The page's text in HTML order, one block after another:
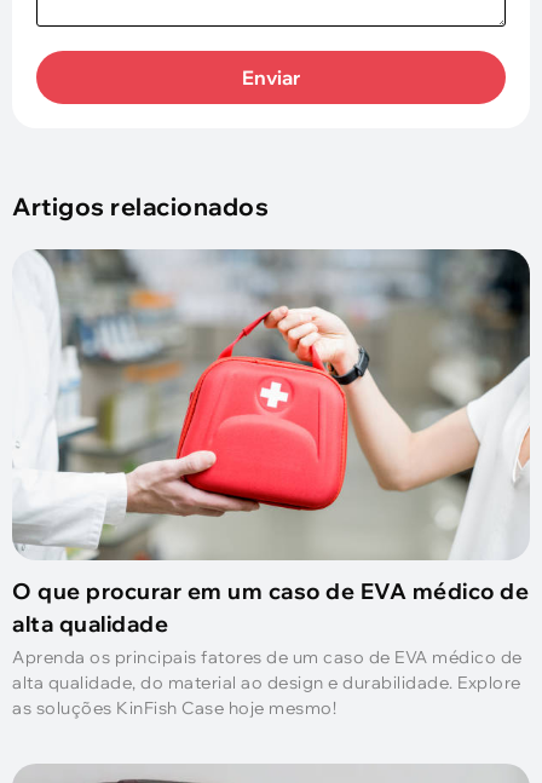
Enviar
Artigos relacionados
O que procurar em um caso de EVA médico de
alta qualidade
Aprenda os principais fatores de um caso de EVA médico de
alta qualidade, do material ao design e durabilidade. Explore
as soluções KinFish Case hoje mesmo!